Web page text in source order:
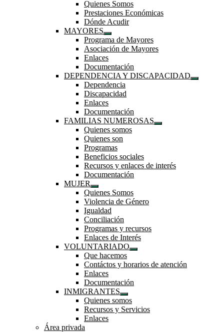
submenú
el
submenú
Quienes Somos
Prestaciones Económicas
Dónde Acudir
MAYORES
Mostrar
el
submenú
Programa de Mayores
Asociación de Mayores
Enlaces
Documentación
DEPENDENCIA Y DISCAPACIDAD
Mostrar
Dependencia
Discapacidad
Enlaces
Documentación
FAMILIAS NUMEROSAS
Mostrar
Quienes somos
Quienes son
Programas
Beneficios sociales
Recursos y enlaces de interés
Documentación
MUJER
Mostrar
el
submenú
Quienes Somos
Violencia de Género
Igualdad
Conciliación
Programas y recursos
Enlaces de Interés
VOLUNTARIADO
Mostrar
submenú
Que hacemos
Contáctos y horarios de atención
Enlaces
Documentación
INMIGRANTES
Mostrar
el
submenú
Quienes somos
Recursos y Servicios
Enlaces
Área privada